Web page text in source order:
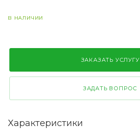
В НАЛИЧИИ
ЗАКАЗАТЬ УСЛУГУ
ЗАДАТЬ ВОПРОС
Характеристики